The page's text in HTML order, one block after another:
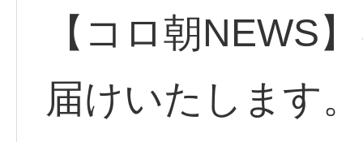
【コロ朝NEWS
届けいたします。